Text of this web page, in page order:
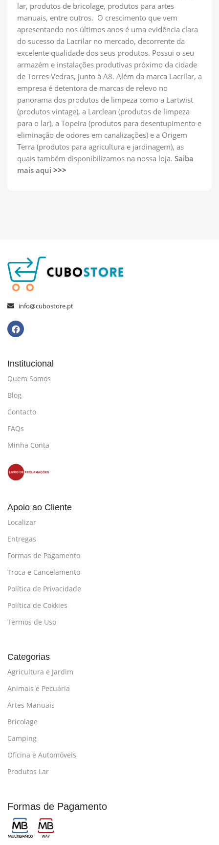
lar, produtos de bricolage, produtos para artes
manuais, entre outros. O crescimento que vem
apresentando nos últimos anos é uma evidência clara
do sucesso da Lacrilar no mercado, decorrente da
excelente qualidade dos seus produtos. Possui o seu
armazém e instalações produtivas próximo da cidade
de Torres Vedras, junto à A8. Além da marca Lacrilar, a
empresa é detentora de marcas de relevo no
panorama dos produtos de limpeza como a Lartwist
(produtos vintage), a Larclean (produtos de limpeza
para o lar), a Topeira (produtos para desentupimento e
eliminação de odores em canalizações) e a Origem
Terra (produtos para agricultura e jardinagem), as
quais também disponibilizamos na nossa loja. Saiba
mais aqui >>>
info@cubostore.pt
Institucional
Quem Somos
Blog
Contacto
FAQs
Minha Conta
Apoio ao Cliente
Localizar
Entregas
Formas de Pagamento
Troca e Cancelamento
Política de Privacidade
Política de Cokkies
Termos de Uso
Categorias
Agricultura e Jardim
Animais e Pecuária
Artes Manuais
Bricolage
Camping
Oficina e Automóveis
Produtos Lar
Formas de Pagamento